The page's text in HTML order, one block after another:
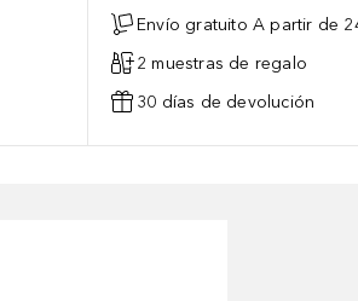
Envío gratuito A partir de
2 muestras de regalo
30 días de devolución